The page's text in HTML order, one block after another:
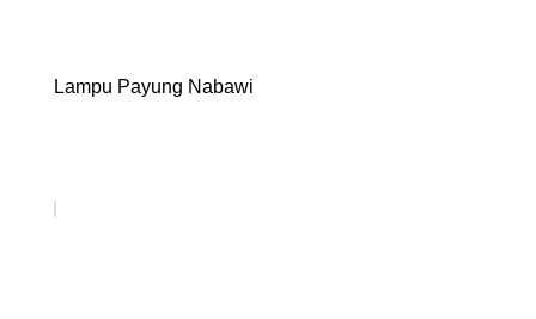
Lampu Payung Nabawi